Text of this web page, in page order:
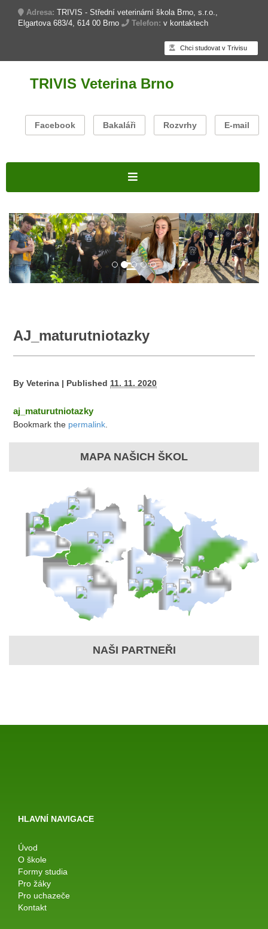
Adresa: TRIVIS - Střední veterinární škola Brno, s.r.o.,
Elgartova 683/4, 614 00 Brno
Telefon: v kontaktech
Chci studovat v Trivisu
TRIVIS Veterina Brno
Facebook Bakaláři Rozvrhy E-mail
AJ_maturutniotazky
By Veterina | Published 11. 11. 2020
aj_maturutniotazky
Bookmark the permalink.
MAPA NAŠICH ŠKOL
NAŠI PARTNEŘI
HLAVNÍ NAVIGACE
Úvod
O škole
Formy studia
Pro žáky
Pro uchazeče
Kontakt